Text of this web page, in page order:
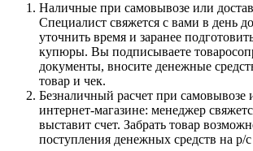
Наличные при самовывозе или
Специалист свяжется с вами в день
уточнить время и заранее
купюры. Вы подписываете
документы, вносите денежные
товар и чек.
Безналичный расчет при
интернет-магазине: менеджер
выставит счет. Забрать товар
поступления денежных средств на р/